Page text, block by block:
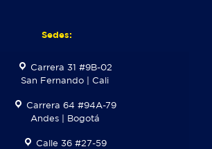
Sedes:
Carrera 31 #9B-02
San Fernando | Cali
Carrera 64 #94A-79
Andes | Bogotá
Calle 36 #27-59